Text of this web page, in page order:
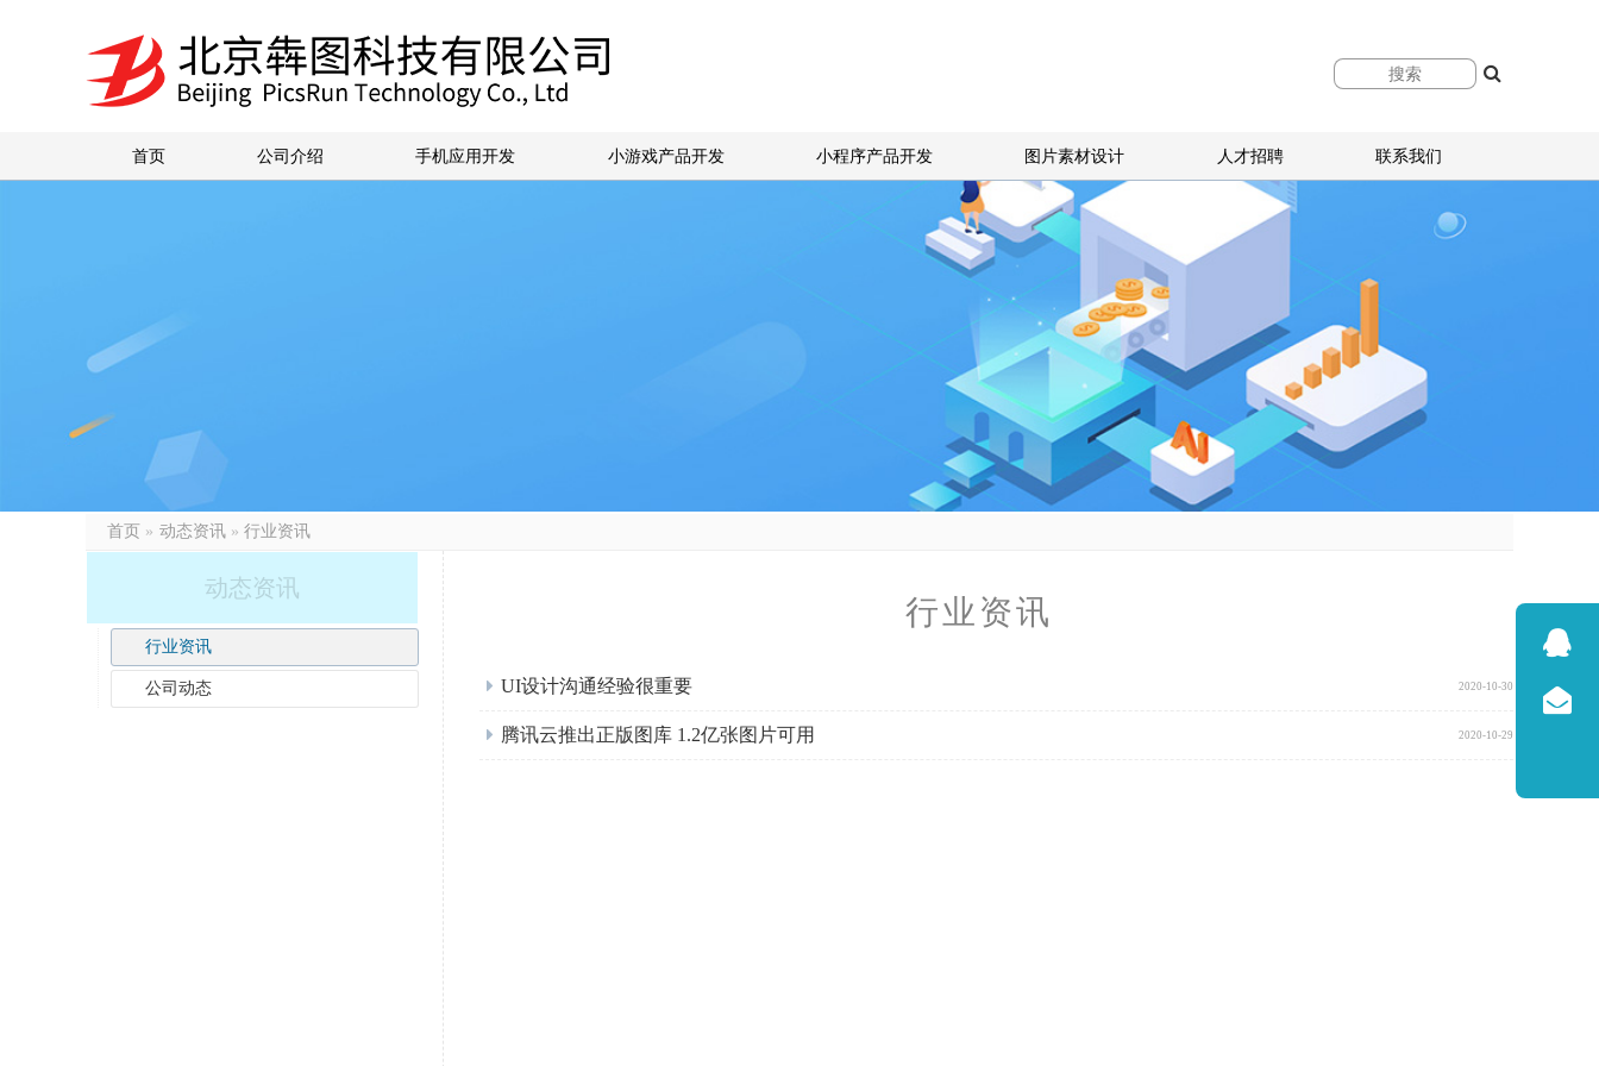
首页 公司介绍 手机应用开发 小游戏产品开发 小程序产品开发 图片素材设计 人才招聘 联系我们
首页 » 动态资讯 » 行业资讯
动态资讯
行业资讯
公司动态
行业资讯
2020-10-30
UI设计沟通经验很重要
2020-10-29
腾讯云推出正版图库 1.2亿张图片可用